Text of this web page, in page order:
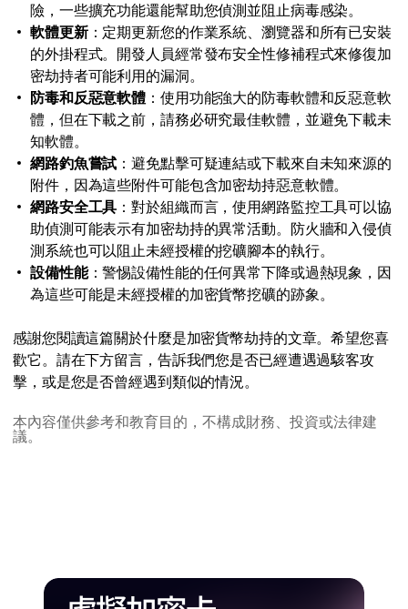
險，一些擴充功能還能幫助您偵測並阻止病毒感染。
軟體更新：定期更新您的作業系統、瀏覽器和所有已安裝
的外掛程式。開發人員經常發布安全性修補程式來修復加
密劫持者可能利用的漏洞。
防毒和反惡意軟體 ：使用功能強大的防毒軟體和反惡意軟
體，但在下載之前，請務必研究最佳軟體，並避免下載未
知軟體。
網路釣魚嘗試 ：避免點擊可疑連結或下載來自未知來源的
附件，因為這些附件可能包含加密劫持惡意軟體。
網路安全工具 ：對於組織而言，使用網路監控工具可以協
助偵測可能表示有加密劫持的異常活動。防火牆和入侵偵
測系統也可以阻止未經授權的挖礦腳本的執行。
設備性能：警惕設備性能的任何異常下降或過熱現象，因
為這些可能是未經授權的加密貨幣挖礦的跡象。
感謝您閱讀這篇關於什麼是加密貨幣劫持的文章。希望您喜
歡它。請在下方留言，告訴我們您是否已經遭遇過駭客攻
擊，或是您是否曾經遇到類似的情況。
本內容僅供參考和教育目的，不構成財務、投資或法律建
議。